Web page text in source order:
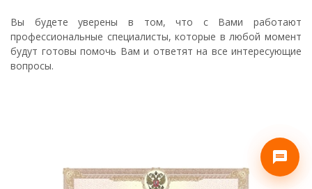
Вы будете уверены в том, что с Вами работают
профессиональные специалисты, которые в любой момент
будут готовы помочь Вам и ответят на все интересующие
вопросы.